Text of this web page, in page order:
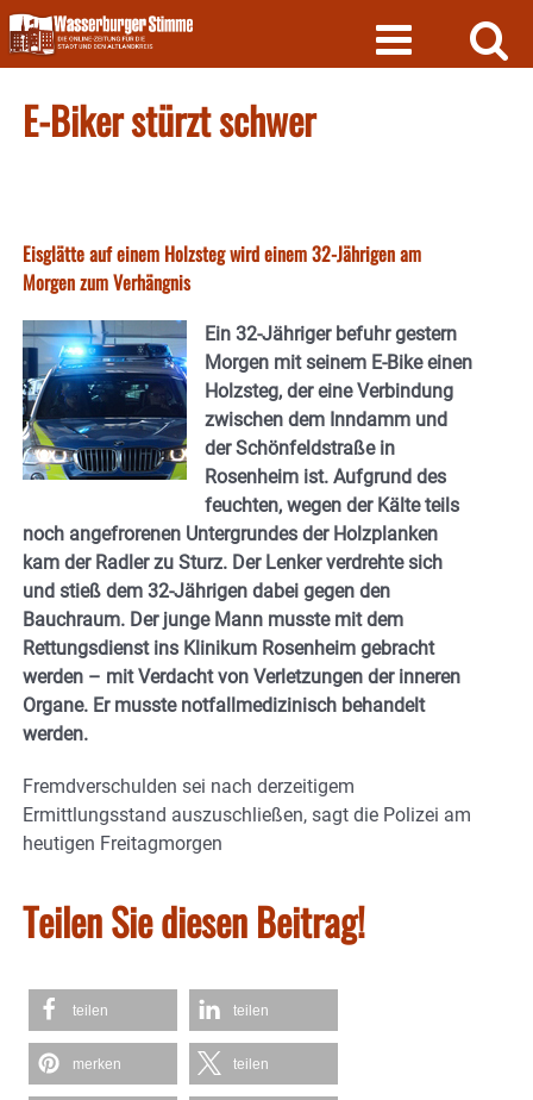
Skip
to
content
E-Biker stürzt schwer
Eisglätte auf einem Holzsteg wird einem 32-Jährigen am
Morgen zum Verhängnis
Ein 32-Jähriger befuhr gestern
Morgen mit seinem E-Bike einen
Holzsteg, der eine Verbindung
zwischen dem Inndamm und
der Schönfeldstraße in
Rosenheim ist. Aufgrund des
feuchten, wegen der Kälte teils
noch angefrorenen Untergrundes der Holzplanken
kam der Radler zu Sturz. Der Lenker verdrehte sich
und stieß dem 32-Jährigen dabei gegen den
Bauchraum. Der junge Mann musste mit dem
Rettungsdienst ins Klinikum Rosenheim gebracht
werden – mit Verdacht von Verletzungen der inneren
Organe. Er musste notfallmedizinisch behandelt
werden.
Fremdverschulden sei nach derzeitigem
Ermittlungsstand auszuschließen, sagt die Polizei am
heutigen Freitagmorgen
Teilen Sie diesen Beitrag!
teilen teilen
merken teilen